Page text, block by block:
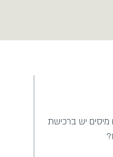
מיסים יש ברכישת